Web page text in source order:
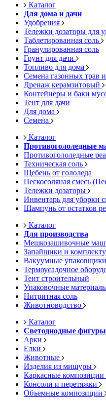
Каталог
Для дома и дачи
Удобрения
Тележки дозаторы для
Таблетированная соль
Гранулированная соль
Грунт для дачи
Топливо для дома
Семена газонных трав
Дренаж керамзитовый
Контейнеры и баки
Тент для дачи
Для дома
Семена
Каталог
Противогололедные
Противогололедные
Техническая соль
Щебень от гололеда
Пескосоляная смесь
Тележки дозаторы
Инвентарь для уборки
Шампунь от остатков
Каталог
Для производства
Мешкозашивочные
Запайщики и
Вакуумные упаковщики
Термоусадочное
Тент строительный
Упаковочные
Нитритная соль
Животноводство
Каталог
Светодиодные фигуры
Арки
Елки
Животные
Изделия из мишуры
Каркасные композиции
Консоли и перетяжки
Объемные композиции